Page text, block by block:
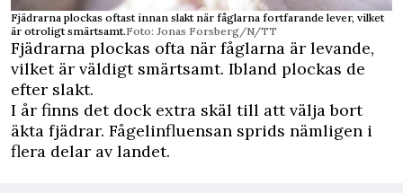
Fjädrarna plockas oftast innan slakt när fåglarna fortfarande lever, vilket
är otroligt smärtsamt.Foto: Jonas Forsberg/N/TT
Fjädrarna plockas ofta när fåglarna är levande,
vilket är väldigt smärtsamt. Ibland plockas de
efter slakt.
I år finns det dock extra skäl till att välja bort
äkta fjädrar. Fågelinfluensan sprids nämligen i
flera delar av landet.